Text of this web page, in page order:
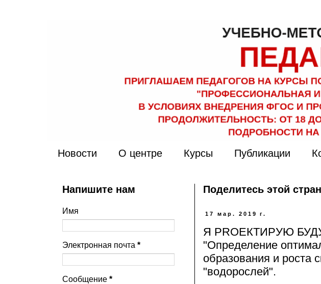
Новости О центре Курсы Публикации
Поделитесь этой
17 мар. 2019 г.
Я PROЕКТИРУЮ
"Определение
образования и роста
"водорослей".
Напишите нам
Имя
Электронная почта *
Сообщение *